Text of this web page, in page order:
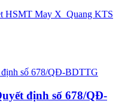
HSMT May X_Quang KTS
định số 678/QĐ-